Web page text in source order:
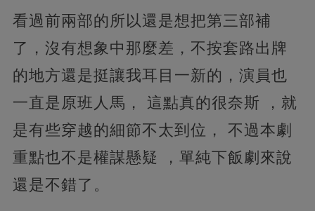
看過前兩部的所以還是想把第三部補
了，沒有想象中那麼差，不按套路出牌
的地方還是挺讓我耳目一新的，演員也
一直是原班人馬， 這點真的很奈斯 ，就
是有些穿越的細節不太到位， 不過本劇
重點也不是權謀懸疑 ，單純下飯劇來說
還是不錯了。